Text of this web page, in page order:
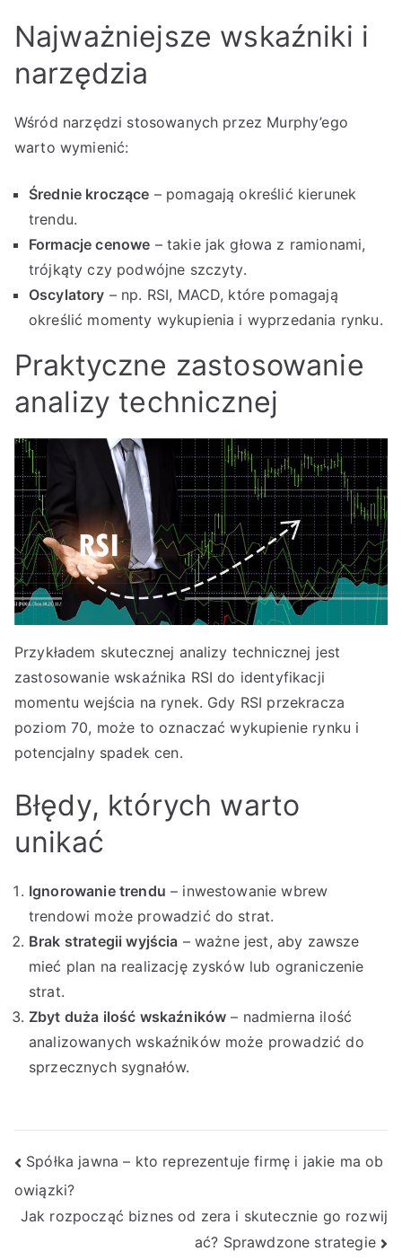
Najważniejsze wskaźniki i
narzędzia
Wśród narzędzi stosowanych przez Murphy’ego
warto wymienić:
Średnie kroczące – pomagają określić kierunek
trendu.
Formacje cenowe – takie jak głowa z ramionami,
trójkąty czy podwójne szczyty.
Oscylatory – np. RSI, MACD, które pomagają
określić momenty wykupienia i wyprzedania rynku.
Praktyczne zastosowanie
analizy technicznej
Przykładem skutecznej analizy technicznej jest
zastosowanie wskaźnika RSI do identyfikacji
momentu wejścia na rynek. Gdy RSI przekracza
poziom 70, może to oznaczać wykupienie rynku i
potencjalny spadek cen.
Błędy, których warto
unikać
Ignorowanie trendu – inwestowanie wbrew
trendowi może prowadzić do strat.
Brak strategii wyjścia – ważne jest, aby zawsze
mieć plan na realizację zysków lub ograniczenie
strat.
Zbyt duża ilość wskaźników – nadmierna ilość
analizowanych wskaźników może prowadzić do
sprzecznych sygnałów.
Nawigacja
wpisu
Spółka jawna – kto reprezentuje firmę i jakie ma ob
owiązki?
Jak rozpocząć biznes od zera i skutecznie go rozwij
ać? Sprawdzone strategie